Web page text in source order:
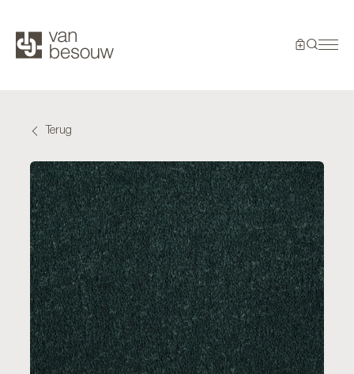
Terug